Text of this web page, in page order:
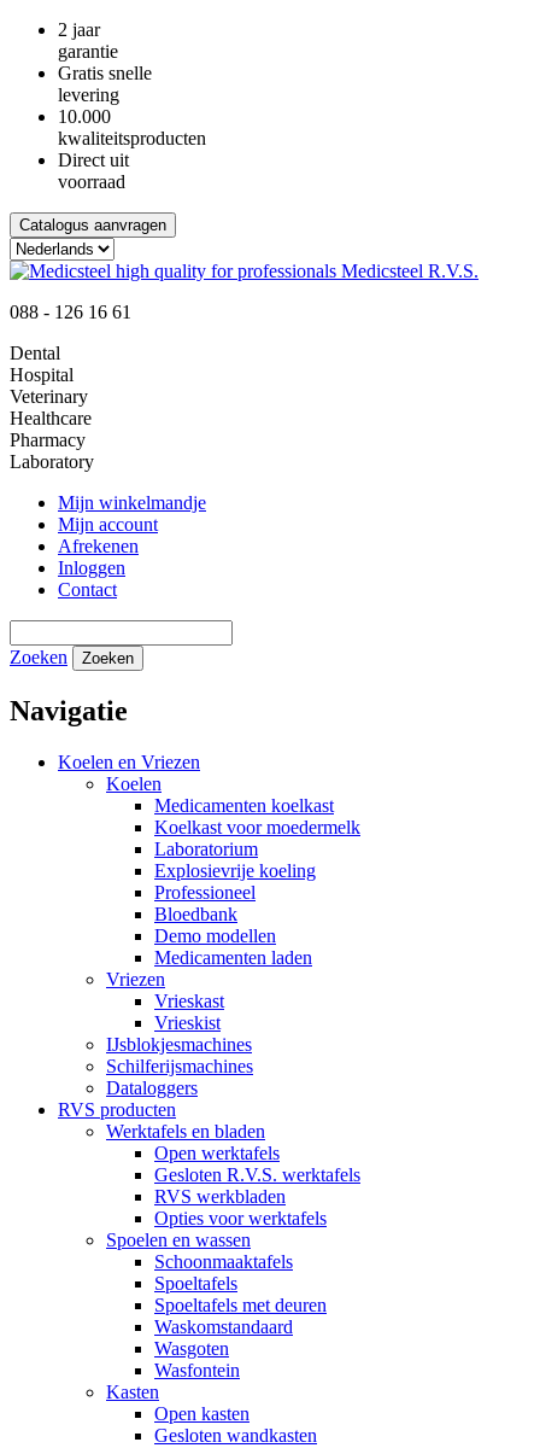
2 jaar
garantie
Gratis snelle
levering
10.000
kwaliteitsproducten
Direct uit
voorraad
Catalogus aanvragen
088 - 126 16 61
Dental
Hospital
Veterinary
Healthcare
Pharmacy
Laboratory
Mijn winkelmandje
Mijn account
Afrekenen
Inloggen
Contact
Zoeken Zoeken
Navigatie
Koelen en Vriezen
Koelen
Medicamenten koelkast
Koelkast voor moedermelk
Laboratorium
Explosievrije koeling
Professioneel
Bloedbank
Demo modellen
Medicamenten laden
Vriezen
Vrieskast
Vrieskist
IJsblokjesmachines
Schilferijsmachines
Dataloggers
RVS producten
Werktafels en bladen
Open werktafels
Gesloten R.V.S. werktafels
RVS werkbladen
Opties voor werktafels
Spoelen en wassen
Schoonmaaktafels
Spoeltafels
Spoeltafels met deuren
Waskomstandaard
Wasgoten
Wasfontein
Kasten
Open kasten
Gesloten wandkasten